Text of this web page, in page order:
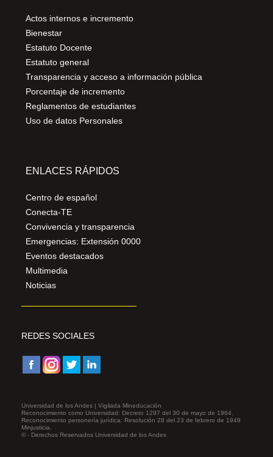
Actos internos e incremento
Bienestar
Estatuto Docente
Estatuto general
Transparencia y acceso a información pública
Porcentaje de incremento
Reglamentos de estudiantes
Uso de datos Personales
ENLACES RÁPIDOS
Centro de español
Conecta-TE
Convivencia y transparencia
Emergencias: Extensión 0000
Eventos destacados
Multimedia
Noticias
REDES SOCIALES
Universidad de los Andes | Vigilada Mineducación
Reconocimiento como Universidad: Decreto 1297 del 30 de mayo de 1964.
Reconocimiento personería jurídica: Resolución 28 del 23 de febrero de 1949
Minjusticia.
© - Derechos Reservados Universidad de los Andes